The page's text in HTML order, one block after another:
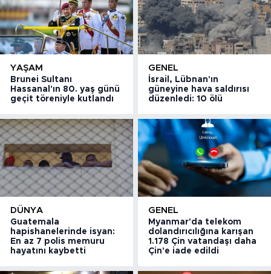
YAŞAM
Brunei Sultanı
Hassanal'ın 80. yaş günü
geçit töreniyle kutlandı
GENEL
İsrail, Lübnan'ın
güneyine hava saldırısı
düzenledi: 10 ölü
DÜNYA
Guatemala
hapishanelerinde isyan:
En az 7 polis memuru
hayatını kaybetti
GENEL
Myanmar'da telekom
dolandırıcılığına karışan
1.178 Çin vatandaşı daha
Çin'e iade edildi